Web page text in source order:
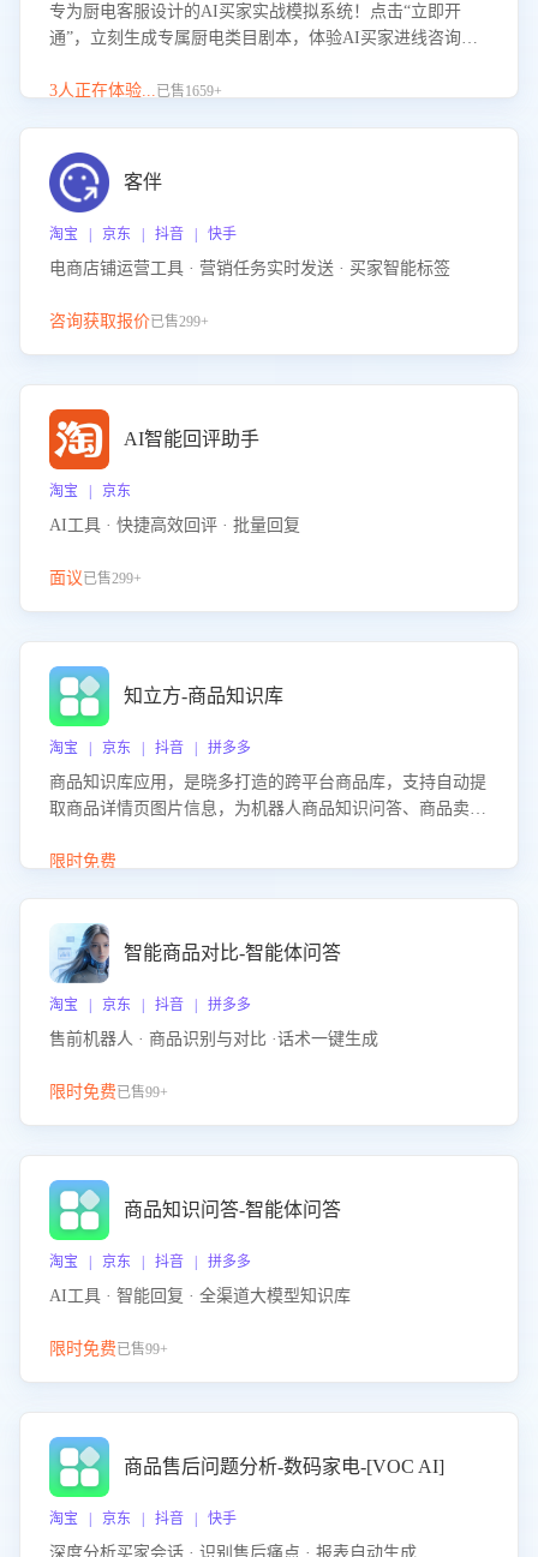
专为厨电客服设计的AI买家实战模拟系统！点击“立即开
通”，立刻生成专属厨电类目剧本，体验AI买家进线咨询真
实场景应对技巧！
3人正在体验...已售1659+
客伴
淘宝 | 京东 | 抖音 | 快手
电商店铺运营工具 · 营销任务实时发送 · 买家智能标签
咨询获取报价已售299+
AI智能回评助手
淘宝 | 京东
AI工具 · 快捷高效回评 · 批量回复
面议已售299+
知立方-商品知识库
淘宝 | 京东 | 抖音 | 拼多多
商品知识库应用，是晓多打造的跨平台商品库，支持自动提
取商品详情页图片信息，为机器人商品知识问答、商品卖点
限时免费
智能商品对比-智能体问答
淘宝 | 京东 | 抖音 | 拼多多
售前机器人 · 商品识别与对比 ·话术一键生成
限时免费已售99+
商品知识问答-智能体问答
淘宝 | 京东 | 抖音 | 拼多多
AI工具 · 智能回复 · 全渠道大模型知识库
限时免费已售99+
商品售后问题分析-数码家电-[VOC AI]
淘宝 | 京东 | 抖音 | 快手
深度分析买家会话 · 识别售后痛点 · 报表自动生成